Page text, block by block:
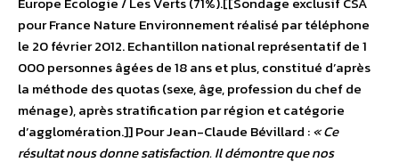
pour France Nature Environnement réalisé par téléphone
le 20 février 2012. Echantillon national représentatif de 1
000 personnes âgées de 18 ans et plus, constitué d’après
la méthode des quotas (sexe, âge, profession du chef de
ménage), après stratification par région et catégorie
d’agglomération.]] Pour Jean-Claude Bévillard :« Ce
résultat nous donne satisfaction. Il démontre que nos